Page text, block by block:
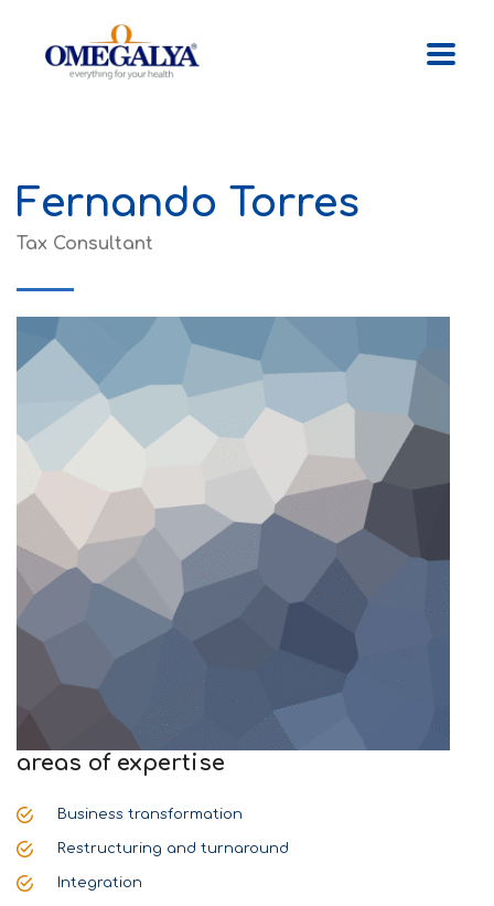
Fernando Torres
Tax Consultant
areas of expertise
Business transformation
Restructuring and turnaround
Integration